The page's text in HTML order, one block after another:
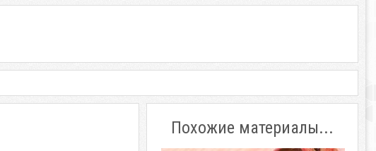
Похожие материалы...